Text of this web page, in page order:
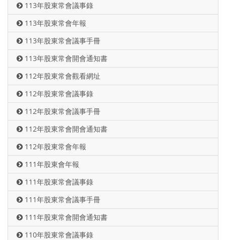
113年股東常會議事錄
113年股東常會年報
113年股東常會議事手冊
113年股東常會開會通知書
112年股東常會觀看網址
112年股東常會議事錄
112年股東常會議事手冊
112年股東常會開會通知書
112年股東常會年報
111年股東會年報
111年股東常會議事錄
111年股東常會議事手冊
111年股東常會開會通知書
110年股東常會議事錄